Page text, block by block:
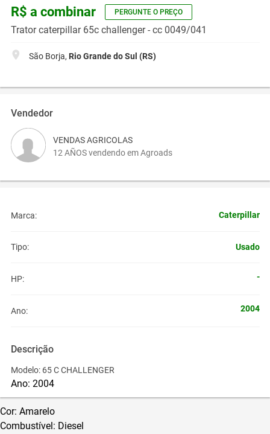
R$ a combinar PERGUNTE O PREÇO
Trator caterpillar 65c challenger - cc 0049/041
São Borja, Rio Grande do Sul (RS)
Vendedor
VENDAS AGRICOLAS
12 AÑOS vendendo em Agroads
Marca: Caterpillar
Tipo: Usado
HP: -
Ano: 2004
Descrição
Modelo: 65 CCHALLENGER
Ano: 2004
Cor: Amarelo
Combustível: Diesel